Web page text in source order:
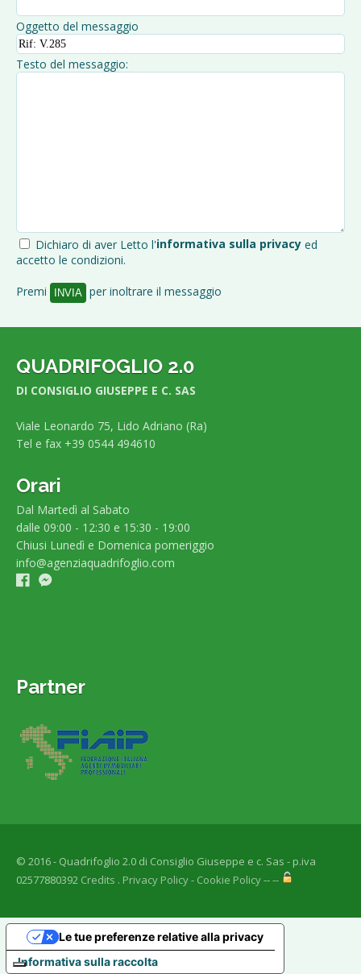
Oggetto del messaggio
Testo del messaggio:
Dichiaro di aver Letto l'informativa sulla privacy ed
accetto le condizioni.
Premi per inoltrare il messaggio
QUADRIFOGLIO 2.0
DI CONSIGLIO GIUSEPPE E C. SAS
Viale Leonardo 75, Lido Adriano (Ra)
Tel e fax +39 0544 494610
Orari
Dal Martedì al Sabato
dalle 09:00 - 12:30 e 15:30 - 19:00
Chiusi Lunedì e Domenica pomeriggio
info@agenziaquadrifoglio.com
Partner
© 2016 - Quadrifoglio 2.0 di Consiglio Giuseppe e c. Sas - p.iva
02577880392 Credits . Privacy Policy- Cookie Policy-- --
Informativa sulla raccolta
Le tue preferenze relative alla privacy